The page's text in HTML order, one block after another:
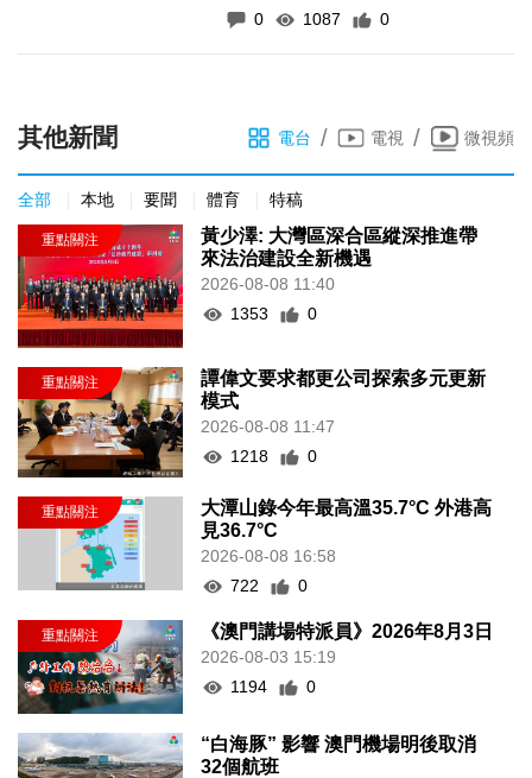
0
1087 0
其他新聞 電台 / 電視 / 微視頻
全部 本地 要聞 體育 特稿
黃少澤: 大灣區深合區縱深推進帶
來法治建設全新機遇
2026-08-08 11:40
1353
0
譚偉文要求都更公司探索多元更新
模式
2026-08-08 11:47
1218
0
大潭山錄今年最高溫35.7°C 外港高
見36.7°C
2026-08-08 16:58
722
0
《澳門講場特派員》2026年8月3日
2026-08-03 15:19
1194
0
“白海豚” 影響 澳門機場明後取消
32個航班